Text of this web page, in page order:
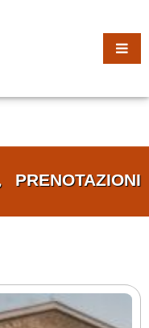
PRENOTAZIONI